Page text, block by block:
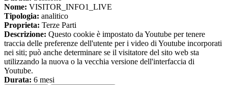
Nome: VISITOR_INFO1_LIVE
Tipologia: analitico
Proprieta: Terze Parti
Descrizione: Questo cookie è impostato da Youtube per tenere
traccia delle preferenze dell'utente per i video di Youtube incorporati
nei siti; può anche determinare se il visitatore del sito web sta
utilizzando la nuova o la vecchia versione dell'interfaccia di
Youtube.
Durata: 6 mesi